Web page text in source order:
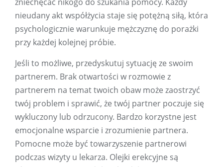
nieudany akt współżycia staje się potężną siłą, która
psychologicznie warunkuje mężczyznę do porażki
przy każdej kolejnej próbie.
Jeśli to możliwe, przedyskutuj sytuację ze swoim
partnerem. Brak otwartości w rozmowie z
partnerem na temat twoich obaw może zaostrzyć
twój problem i sprawić, że twój partner poczuje się
wykluczony lub odrzucony. Bardzo korzystne jest
emocjonalne wsparcie i zrozumienie partnera.
Pomocne może być towarzyszenie partnerowi
podczas wizyty u lekarza. Olejki erekcyjne są